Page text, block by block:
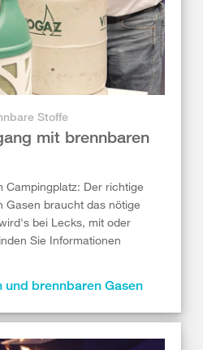
Stoffe
mit brennbaren
Campingplatz: Der richtige
Gasen braucht das nötige
bei Lecks, mit oder
Sie Informationen
und brennbaren Gasen